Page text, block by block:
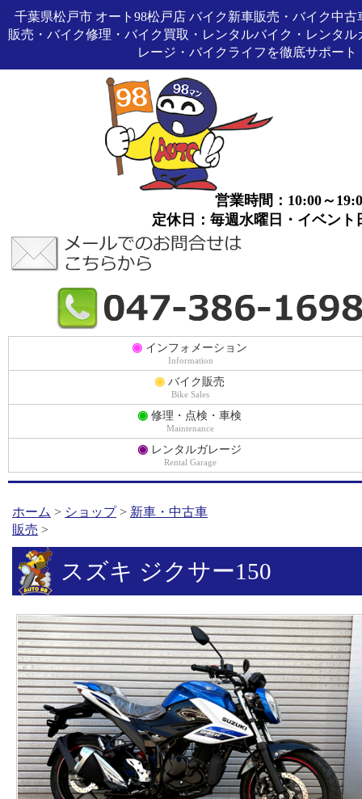
千葉県松戸市 オート98松戸店 バイク新車販売・バイク中古
販売・バイク修理・バイク買取・レンタルバイク・レンタル
レージ・バイクライフを徹底サポート
営業時間：10:00～
定休日：毎週水曜日・イベント
◉ インフォメーション
Information
◉ バイク販売
Bike Sales
◉ 修理・点検・車検
Maintenance
◉ レンタルガレージ
Rental Garage
ホーム > ショップ> 新車・中古車
販売 >
スズキ ジクサー150